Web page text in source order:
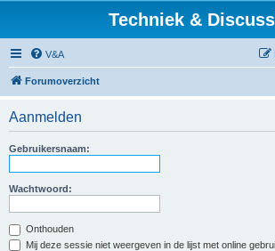
Techniek &
V&A
Forumoverzicht
Aanmelden
Gebruikersnaam:
Wachtwoord:
Onthouden
Mij deze sessie niet weergeven in de lijst met online